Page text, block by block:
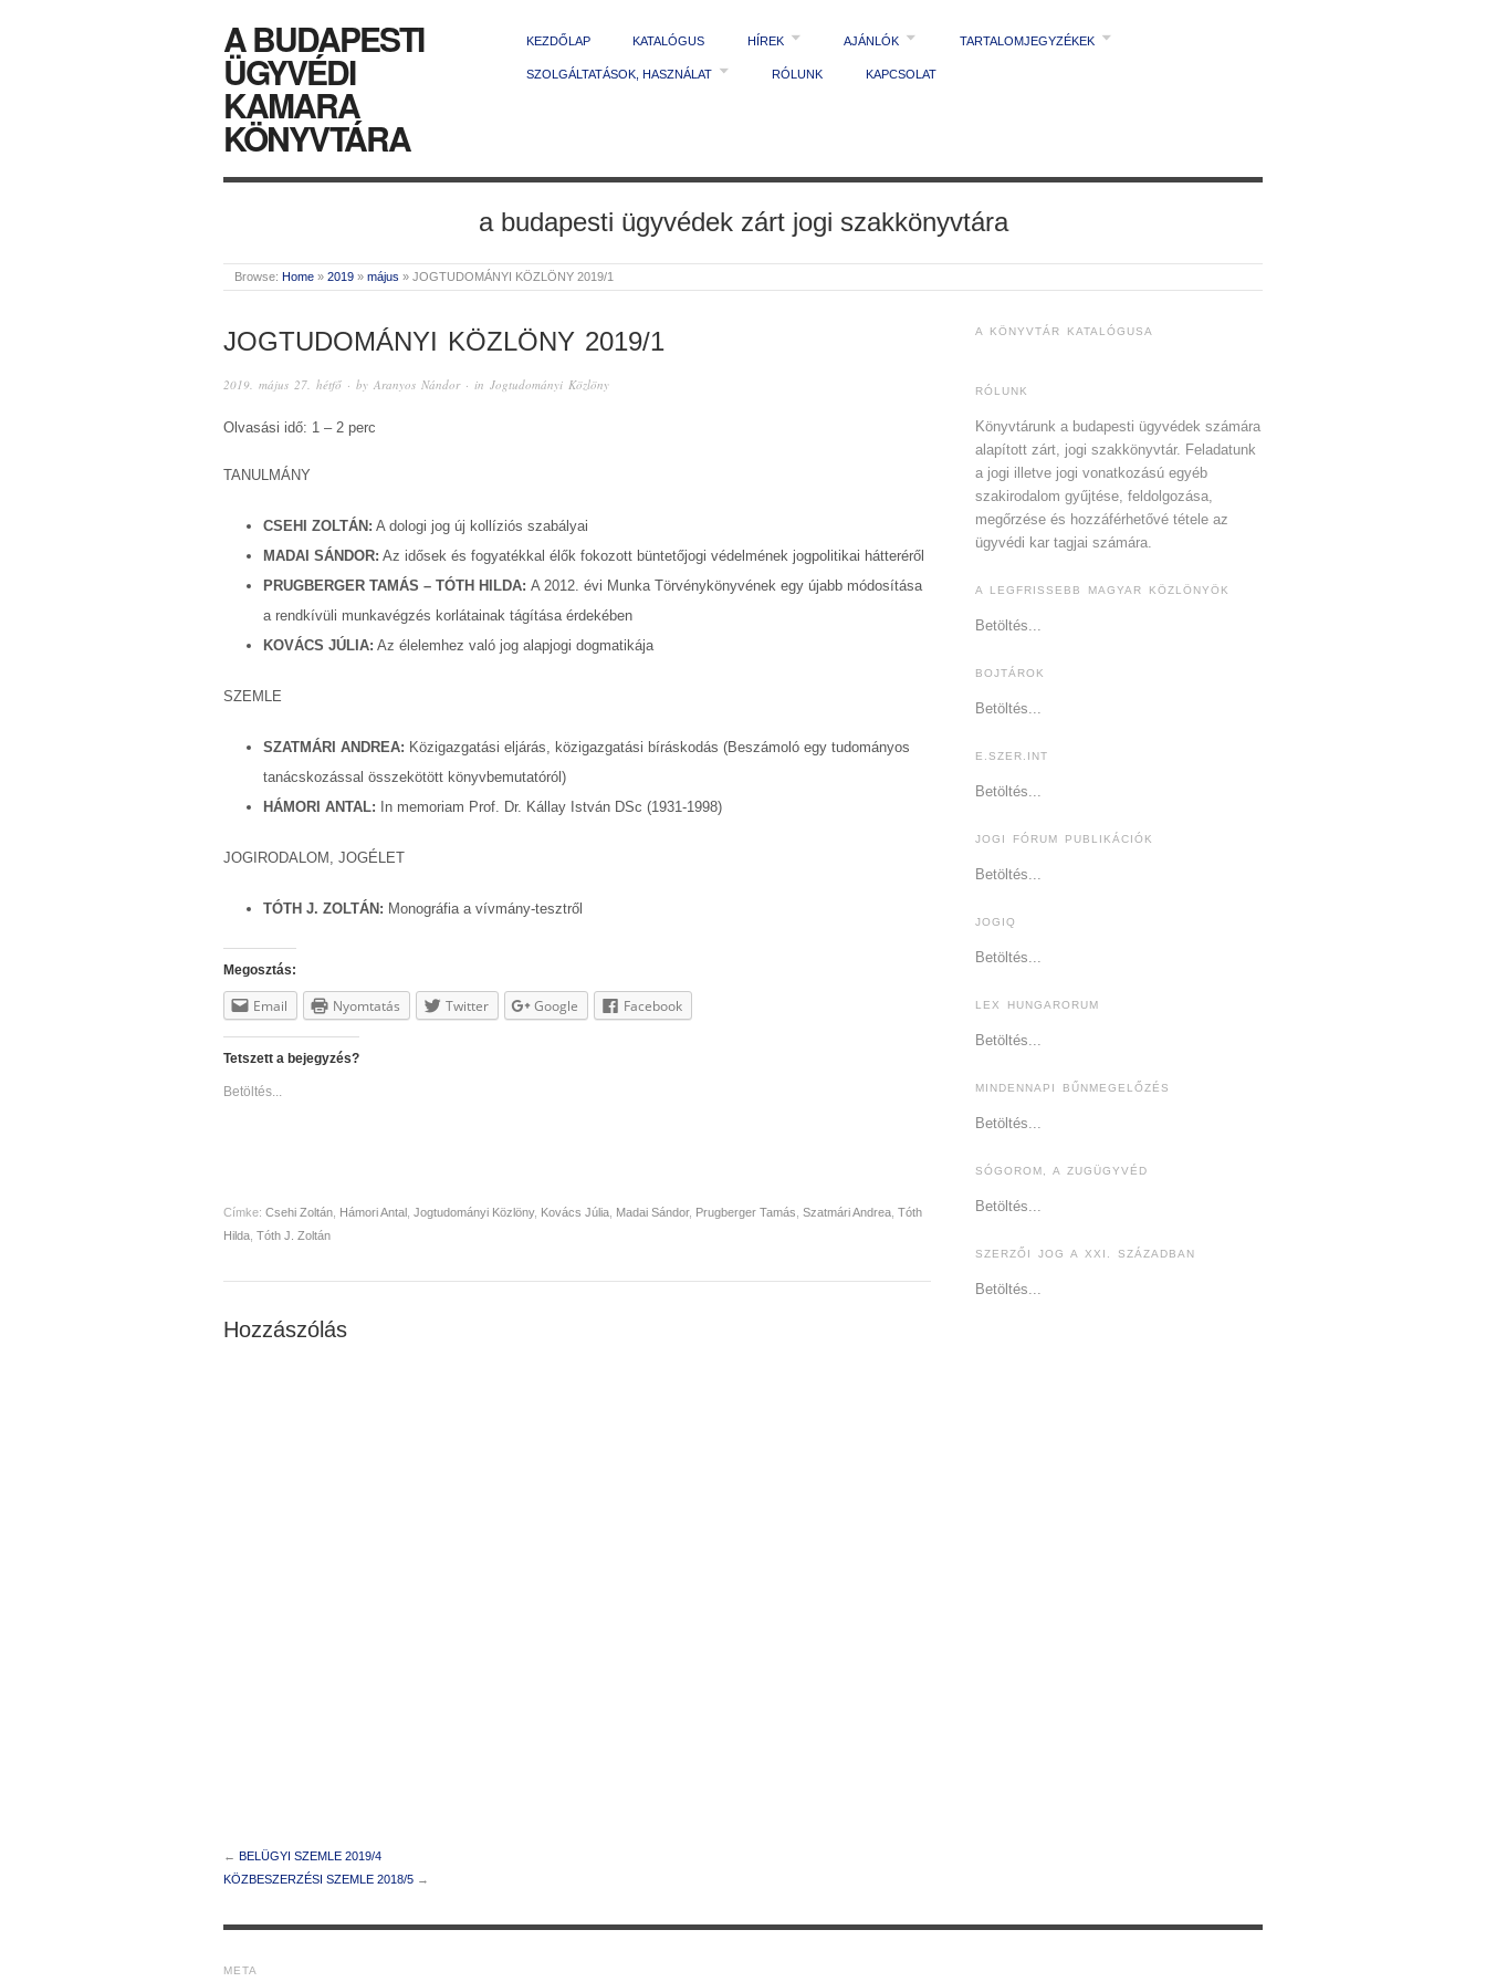
A BUDAPESTI
ÜGYVÉDI
KAMARA
KÖNYVTÁRA
KEZDŐLAP KATALÓGUS HÍREK AJÁNLÓK TARTALOMJEGYZÉKEK
SZOLGÁLTATÁSOK, HASZNÁLAT RÓLUNK KAPCSOLAT
a budapesti ügyvédek zárt jogi szakkönyvtára
Browse: Home » 2019 » május » JOGTUDOMÁNYI KÖZLÖNY 2019/1
JOGTUDOMÁNYI KÖZLÖNY 2019/1
2019. május 27. hétfő · by Aranyos Nándor· in Jogtudományi Közlöny
Olvasási idő: 1 – 2 perc
TANULMÁNY
CSEHI ZOLTÁN: A dologi jog új kollíziós szabályai
MADAI SÁNDOR: Az idősek és fogyatékkal élők fokozott büntetőjogi védelmének jogpolitikai hátteréről
PRUGBERGER TAMÁS – TÓTH HILDA:A 2012. évi Munka Törvénykönyvének egy újabb módosítása
a rendkívüli munkavégzés korlátainak tágítása érdekében
KOVÁCS JÚLIA: Az élelemhez való jog alapjogi dogmatikája
SZEMLE
SZATMÁRI ANDREA: Közigazgatási eljárás, közigazgatási bíráskodás (Beszámoló egy tudományos
tanácskozással összekötött könyvbemutatóról)
HÁMORI ANTAL: In memoriam Prof. Dr. Kállay István DSc (1931-1998)
JOGIRODALOM, JOGÉLET
TÓTH J. ZOLTÁN: Monográfia a vívmány-tesztről
Megosztás:
Email Nyomtatás Twitter Google Facebook
Tetszett a bejegyzés?
Betöltés...
Címke: Csehi Zoltán Hámori Antal Jogtudományi Közlöny, Kovács Júlia Madai Sándor, Prugberger Tamás Szatmári Andrea Tóth
Hilda Tóth J. Zoltán
Hozzászólás
← BELÜGYI SZEMLE 2019/4
KÖZBESZERZÉSI SZEMLE 2018/5 →
A KÖNYVTÁR KATALÓGUSA
RÓLUNK
Könyvtárunk a budapesti ügyvédek számára
alapított zárt, jogi szakkönyvtár. Feladatunk
a jogi illetve jogi vonatkozású egyéb
szakirodalom gyűjtése, feldolgozása,
megőrzése és hozzáférhetővé tétele az
ügyvédi kar tagjai számára.
A LEGFRISSEBB MAGYAR KÖZLÖNYÖK
Betöltés...
BOJTÁROK
Betöltés...
E.SZER.INT
Betöltés...
JOGI FÓRUM PUBLIKÁCIÓK
Betöltés...
JOGIQ
Betöltés...
LEX HUNGARORUM
Betöltés...
MINDENNAPI BŰNMEGELŐZÉS
Betöltés...
SÓGOROM, A ZUGÜGYVÉD
Betöltés...
SZERZŐI JOG A XXI. SZÁZADBAN
Betöltés...
META